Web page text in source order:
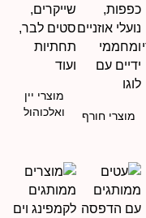
מוצרי חורף
מוצרי יין
ואלכוהול